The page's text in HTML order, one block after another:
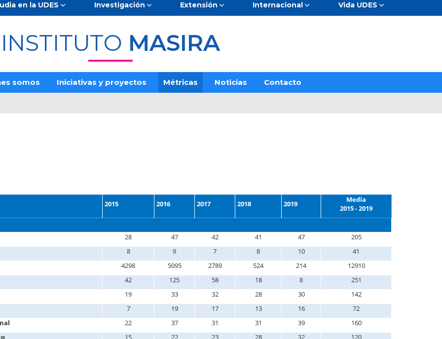
en la UDES Investigación Extensión Internacional Vida UDES
INSTITUTO MASIRA
somos Iniciativas y proyectos Métricas Noticias Contacto
2015 2016 2017 2018 2019
Media
2015 - 2019
28 47 42 41 47
205
8
9 7 8 10
41
4298
5095 2789 524 214
12910
42
125 58 18 8
251
19
33 32 28 30
142
7
19 17 13 16
72
22 37 31 31 39
160
15 22 23 28 32
120